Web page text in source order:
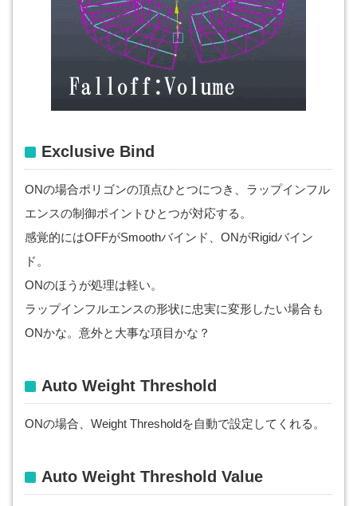
Exclusive Bind
ONの場合ポリゴンの頂点ひとつにつき、ラップインフル
エンスの制御ポイントひとつが対応する。
感覚的にはOFFがSmoothバインド、ONがRigidバイン
ド。
ONのほうが処理は軽い。
ラップインフルエンスの形状に忠実に変形したい場合も
ONかな。意外と大事な項目かな？
Auto Weight Threshold
ONの場合、Weight Thresholdを自動で設定してくれる。
Auto Weight Threshold Value